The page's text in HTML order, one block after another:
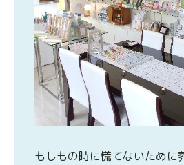
もしもの時に慌てないために